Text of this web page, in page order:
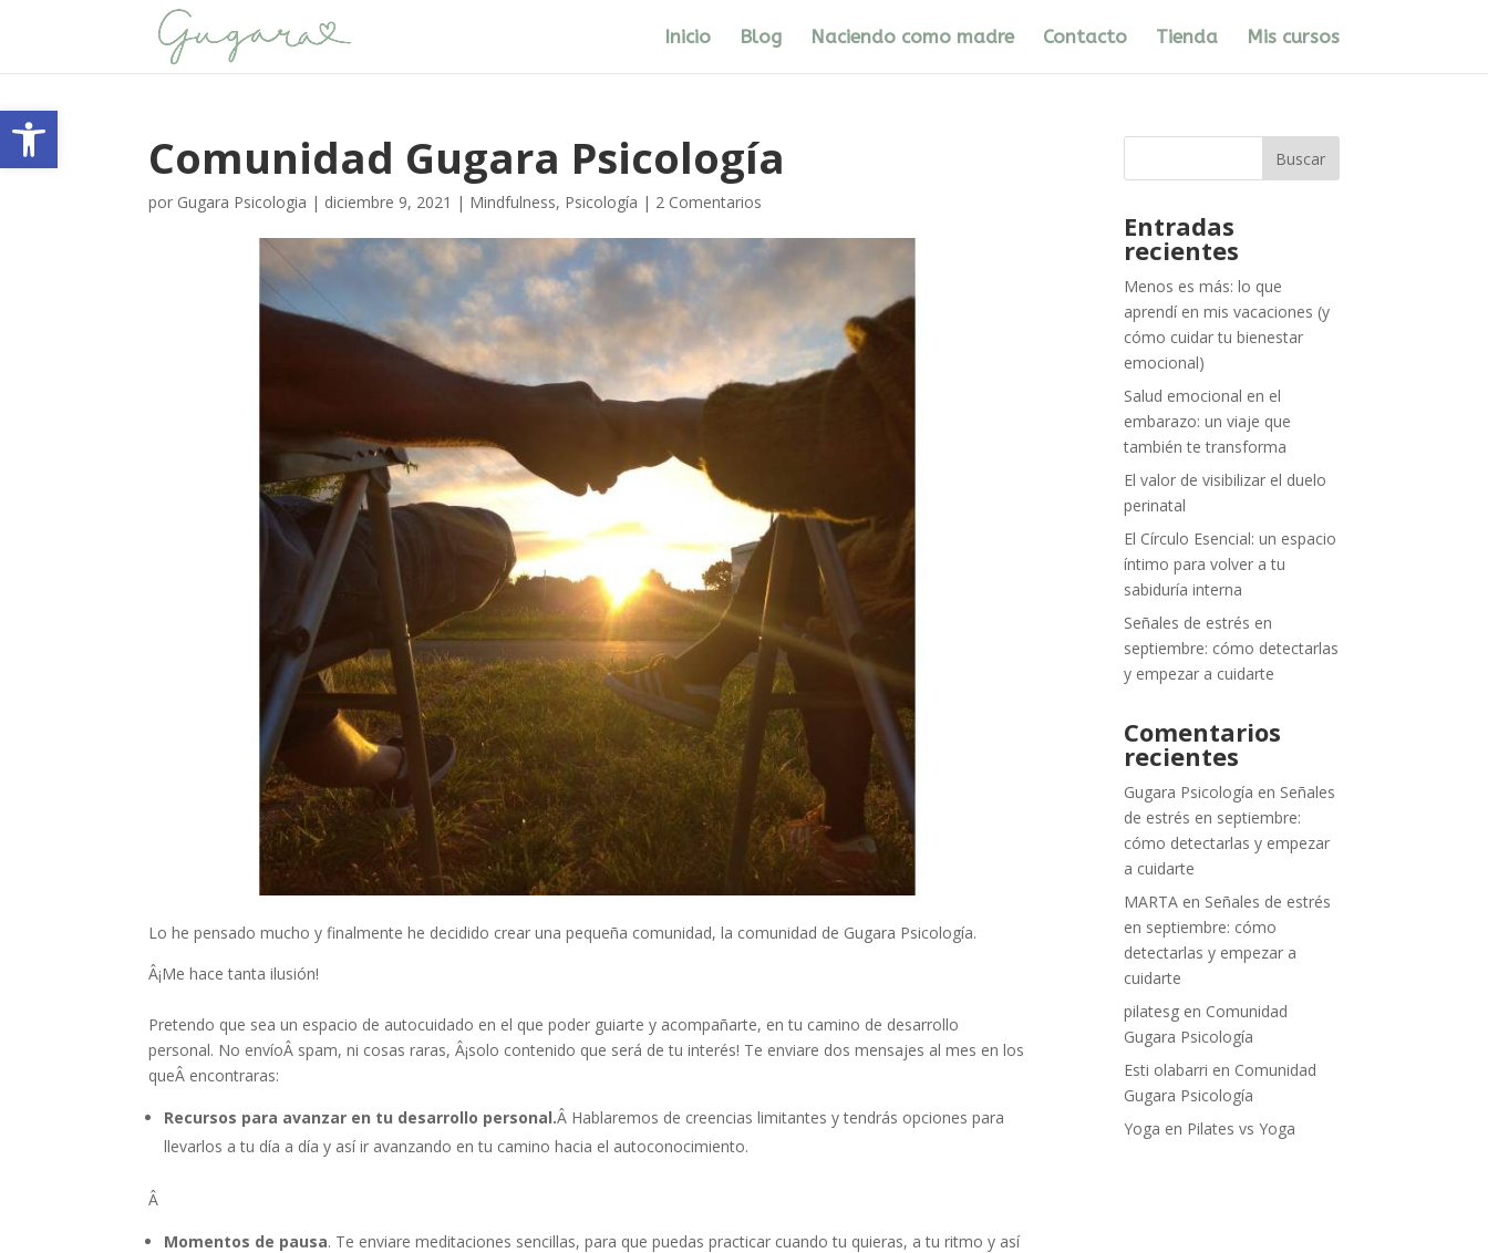
Abrir barra de herramientas
Inicio Blog Naciendo como madre Contacto Tienda Mis cursos
Comunidad Gugara Psicología
por Gugara Psicologia | diciembre 9, 2021 | Mindfulness, Psicología | 2 Comentarios
Lo he pensado mucho y finalmente he decidido crear una pequeña comunidad, la comunidad de Gugara Psicología.
Â¡Me hace tanta ilusión!
Pretendo que sea un espacio de autocuidado en el que poder guiarte y acompañarte, en tu camino de desarrollo
personal. No envíoÂ spam, ni cosas raras, Â¡solo contenido que será de tu interés! Te enviare dos mensajes al mes en los
queÂ encontraras:
Recursos para avanzar en tu desarrollo personal.Â Hablaremos de creencias limitantes y tendrás opciones para
llevarlos a tu día a día y así ir avanzando en tu camino hacia el autoconocimiento.
Â
Momentos de pausa. Te enviare meditaciones sencillas, para que puedas practicar cuando tu quieras, a tu ritmo y así
Entradas
recientes
Menos es más: lo que
aprendí en mis vacaciones (y
cómo cuidar tu bienestar
emocional)
Salud emocional en el
embarazo: un viaje que
también te transforma
El valor de visibilizar el duelo
perinatal
El Círculo Esencial: un espacio
íntimo para volver a tu
sabiduría interna
Señales de estrés en
septiembre: cómo detectarlas
y empezar a cuidarte
Comentarios
recientes
Gugara Psicología en Señales
de estrés en septiembre:
cómo detectarlas y empezar
a cuidarte
MARTA en Señales de estrés
en septiembre: cómo
detectarlas y empezar a
cuidarte
pilatesg en Comunidad
Gugara Psicología
Esti olabarri en Comunidad
Gugara Psicología
Yoga en Pilates vs Yoga